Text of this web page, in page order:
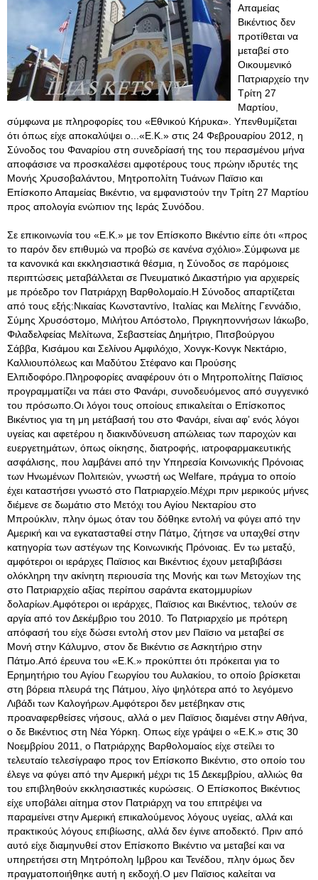
Απαμείας
Βικέντιος δεν
προτίθεται να
μεταβεί στο
Οικουμενικό
Πατριαρχείο την
Τρίτη 27
Μαρτίου,
σύμφωνα με πληροφορίες του «Εθνικού Κήρυκα». Υπενθυμίζεται
ότι όπως είχε αποκαλύψει ο...«Ε.Κ.» στις 24 Φεβρουαρίου 2012, η
Σύνοδος του Φαναρίου στη συνεδρίασή της του περασμένου μήνα
αποφάσισε να προσκαλέσει αμφοτέρους τους πρώην ιδρυτές της
Μονής Χρυσοβαλάντου, Μητροπολίτη Τυάνων Παϊσιο και
Επίσκοπο Απαμείας Βικέντιο, να εμφανιστούν την Τρίτη 27 Μαρτίου
προς απολογία ενώπιον της Ιεράς Συνόδου.
Σε επικοινωνία του «Ε.Κ.» με τον Επίσκοπο Βικέντιο είπε ότι «προς
το παρόν δεν επιθυμώ να προβώ σε κανένα σχόλιο».Σύμφωνα με
τα κανονικά και εκκλησιαστικά θέσμια, η Σύνοδος σε παρόμοιες
περιπτώσεις μεταβάλλεται σε Πνευματικό Δικαστήριο για αρχιερείς
με πρόεδρο τον Πατριάρχη Βαρθολομαίο.Η Σύνοδος απαρτίζεται
από τους εξής:Νικαίας Κωνσταντίνο, Ιταλίας και Μελίτης Γεννάδιο,
Σύμης Χρυσόστομο, Μιλήτου Απόστολο, Πριγκηποννήσων Ιάκωβο,
Φιλαδελφείας Μελίτωνα, Σεβαστείας Δημήτριο, Πιτσβούργου
Σάββα, Κισάμου και Σελίνου Αμφιλόχιο, Χονγκ-Κονγκ Νεκτάριο,
Καλλιουπόλεως και Μαδύτου Στέφανο και Προύσης
Ελπιδοφόρο.Πληροφορίες αναφέρουν ότι ο Μητροπολίτης Παϊσιος
προγραμματίζει να πάει στο Φανάρι, συνοδευόμενος από συγγενικό
του πρόσωπο.Οι λόγοι τους οποίους επικαλείται ο Επίσκοπος
Βικέντιος για τη μη μετάβασή του στο Φανάρι, είναι αφʼ ενός λόγοι
υγείας και αφετέρου η διακινδύνευση απώλειας των παροχών και
ευεργετημάτων, όπως οίκησης, διατροφής, ιατροφαρμακευτικής
ασφάλισης, που λαμβάνει από την Υπηρεσία Κοινωνικής Πρόνοιας
των Ηνωμένων Πολιτειών, γνωστή ως Welfare, πράγμα το οποίο
έχει καταστήσει γνωστό στο Πατριαρχείο.Μέχρι πριν μερικούς μήνες
διέμενε σε δωμάτιο στο Μετόχι του Αγίου Νεκταρίου στο
Μπρούκλιν, πλην όμως όταν του δόθηκε εντολή να φύγει από την
Αμερική και να εγκατασταθεί στην Πάτμο, ζήτησε να υπαχθεί στην
κατηγορία των αστέγων της Κοινωνικής Πρόνοιας . Εν τω μεταξύ,
αμφότεροι οι ιεράρχες Παϊσιος και Βικέντιος έχουν μεταβιβάσει
ολόκληρη την ακίνητη περιουσία της Μονής και των Μετοχίων της
στο Πατριαρχείο αξίας περίπου σαράντα εκατομμυρίων
δολαρίων.Αμφότεροι οι ιεράρχες, Παϊσιος και Βικέντιος, τελούν σε
αργία από τον Δεκέμβριο του 2010. Το Πατριαρχείο με πρότερη
απόφασή του είχε δώσει εντολή στον μεν Παϊσιο να μεταβεί σε
Μονή στην Κάλυμνο, στον δε Βικέντιο σε Ασκητήριο στην
Πάτμο.Από έρευνα του «Ε.Κ.» προκύπτει ότι πρόκειται για το
Ερημητήριο του Αγίου Γεωργίου του Αυλακίου, το οποίο βρίσκεται
στη βόρεια πλευρά της Πάτμου, λίγο ψηλότερα από το λεγόμενο
Λιβάδι των Καλογήρων.Αμφότεροι δεν μετέβηκαν στις
προαναφερθείσες νήσους, αλλά ο μεν Παϊσιος διαμένει στην Αθήνα,
ο δε Βικέντιος στη Νέα Υόρκη. Οπως είχε γράψει ο «Ε.Κ.» στις 30
Νοεμβρίου 2011, ο Πατριάρχης Βαρθολομαίος είχε στείλει το
τελευταίο τελεσίγραφο προς τον Επίσκοπο Βικέντιο, στο οποίο του
έλεγε να φύγει από την Αμερική μέχρι τις 15 Δεκεμβρίου, αλλιώς θα
του επιβληθούν εκκλησιαστικές κυρώσεις. Ο Επίσκοπος Βικέντιος
είχε υποβάλει αίτημα στον Πατριάρχη να του επιτρέψει να
παραμείνει στην Αμερική επικαλούμενος λόγους υγείας, αλλά και
πρακτικούς λόγους επιβίωσης, αλλά δεν έγινε αποδεκτό. Πριν από
αυτό είχε διαμηνυθεί στον Επίσκοπο Βικέντιο να μεταβεί και να
υπηρετήσει στη Μητρόπολη Ιμβρου και Τενέδου, πλην όμως δεν
πραγματοποιήθηκε αυτή η εκδοχή.Ο μεν Παϊσιος καλείται να